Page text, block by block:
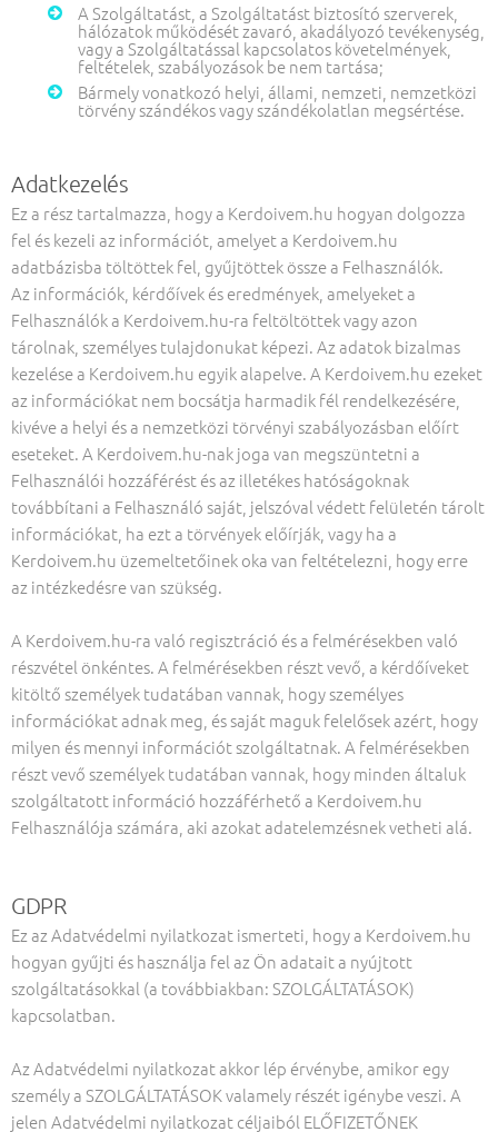
A Szolgáltatást, a Szolgáltatást biztosító szerverek,
hálózatok működését zavaró, akadályozó tevékenység,
vagy a Szolgáltatással kapcsolatos követelmények,
feltételek, szabályozások be nem tartása;
Bármely vonatkozó helyi, állami, nemzeti, nemzetközi
törvény szándékos vagy szándékolatlan megsértése.
Adatkezelés
Ez a rész tartalmazza, hogy a Kerdoivem.hu hogyan dolgozza
fel és kezeli az információt, amelyet a Kerdoivem.hu
adatbázisba töltöttek fel, gyűjtöttek össze a Felhasználók.
Az információk, kérdőívek és eredmények, amelyeket a
Felhasználók a Kerdoivem.hu-ra feltöltöttek vagy azon
tárolnak, személyes tulajdonukat képezi. Az adatok bizalmas
kezelése a Kerdoivem.hu egyik alapelve. A Kerdoivem.hu ezeket
az információkat nem bocsátja harmadik fél rendelkezésére,
kivéve a helyi és a nemzetközi törvényi szabályozásban előírt
eseteket. A Kerdoivem.hu-nak joga van megszüntetni a
Felhasználói hozzáférést és az illetékes hatóságoknak
továbbítani a Felhasználó saját, jelszóval védett felületén tárolt
információkat, ha ezt a törvények előírják, vagy ha a
Kerdoivem.hu üzemeltetőinek oka van feltételezni, hogy erre
az intézkedésre van szükség.
A Kerdoivem.hu-ra való regisztráció és a felmérésekben való
részvétel önkéntes. A felmérésekben részt vevő, a kérdőíveket
kitöltő személyek tudatában vannak, hogy személyes
információkat adnak meg, és saját maguk felelősek azért, hogy
milyen és mennyi információt szolgáltatnak. A felmérésekben
részt vevő személyek tudatában vannak, hogy minden általuk
szolgáltatott információ hozzáférhető a Kerdoivem.hu
Felhasználója számára, aki azokat adatelemzésnek vetheti alá.
GDPR
Ez az Adatvédelmi nyilatkozat ismerteti, hogy a Kerdoivem.hu
hogyan gyűjti és használja fel az Ön adatait a nyújtott
szolgáltatásokkal (a továbbiakban: SZOLGÁLTATÁSOK)
kapcsolatban.
Az Adatvédelmi nyilatkozat akkor lép érvénybe, amikor egy
személy a SZOLGÁLTATÁSOK valamely részét igénybe veszi. A
jelen Adatvédelmi nyilatkozat céljaiból ELŐFIZETŐNEK